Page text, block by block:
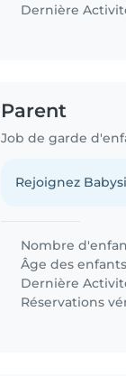
Dernière
Parent
Job de garde
Rejoignez
Nombre
Âge des
Dernière
Réservations